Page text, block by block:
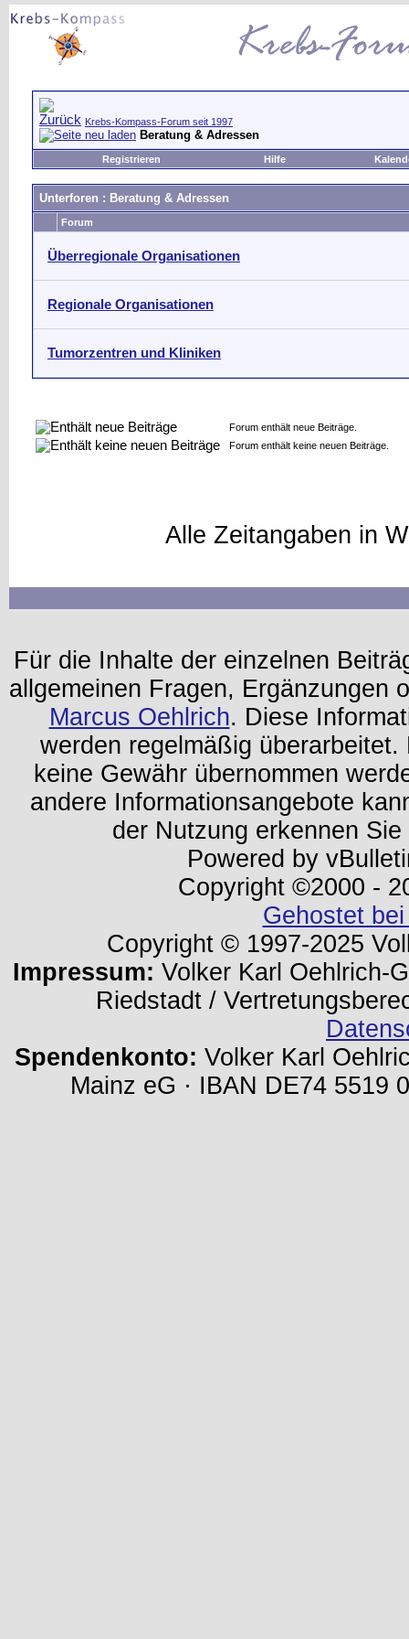
Krebs-Kompass-Forum seit 1997
Beratung & Adressen
Registrieren Hilfe
Unterforen : Beratung & Adressen
Forum
Überregionale Organisationen
Regionale Organisationen
Tumorzentren und Kliniken
Forum enthält neue Beiträge.
Forum enthält keine neuen Beiträge.
Alle Zeitangaben in
Für die Inhalte der einzelnen
allgemeinen Fragen, Ergänzungen
Marcus Oehlrich. Diese
werden regelmäßig
keine Gewähr übernommen
andere Informationsangebote
der Nutzung erkennen
Powered by
Copyright ©2000 -
Gehostet
Copyright © 1997-2025
Impressum: Volker Karl Oehlrich-
Riedstadt /
Spendenkonto: Volker Karl
Mainz eG · IBAN DE74 5519